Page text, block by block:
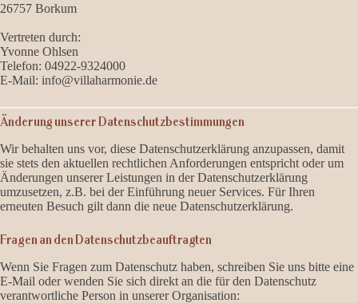
26757 Borkum
Vertreten durch:
Yvonne Ohlsen
Telefon: 04922-9324000
E-Mail: info@villaharmonie.de
Änderung unserer Datenschutzbestimmungen
Wir behalten uns vor, diese Datenschutzerklärung anzupassen, damit
sie stets den aktuellen rechtlichen Anforderungen entspricht oder um
Änderungen unserer Leistungen in der Datenschutzerklärung
umzusetzen, z.B. bei der Einführung neuer Services. Für Ihren
erneuten Besuch gilt dann die neue Datenschutzerklärung.
Fragen an den Datenschutzbeauftragten
Wenn Sie Fragen zum Datenschutz haben, schreiben Sie uns bitte eine
E-Mail oder wenden Sie sich direkt an die für den Datenschutz
verantwortliche Person in unserer Organisation: